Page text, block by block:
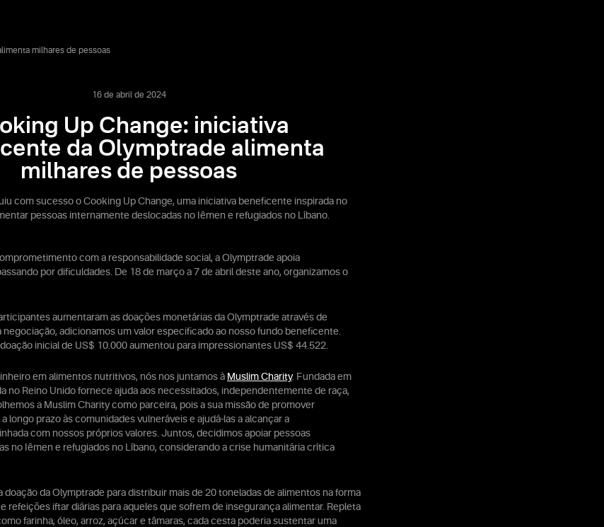
milhares de pessoas
16 de abril de 2024
Up Change: iniciativa
da Olymptrade alimenta
milhares de pessoas
com sucesso o Cooking Up Change, uma iniciativa beneficente inspirada no
pessoas internamente deslocadas no Iêmen e refugiados no Líbano.
com a responsabilidade social, a Olymptrade apoia
por dificuldades. De 18 de março a 7 de abril deste ano, organizamos o
aumentaram as doações monetárias da Olymptrade através de
negociação, adicionamos um valor especificado ao nosso fundo beneficente.
inicial de US$ 10.000 aumentou para impressionantes US$ 44.522.
em alimentos nutritivos, nós nos juntamos à Muslim Charity. Fundada em
no Reino Unido fornece ajuda aos necessitados, independentemente de raça,
a Muslim Charity como parceira, pois a sua missão de promover
longo prazo às comunidades vulneráveis e ajudá-las a alcançar a
com nossos próprios valores. Juntos, decidimos apoiar pessoas
no Iêmen e refugiados no Líbano, considerando a crise humanitária crítica
doação da Olymptrade para distribuir mais de 20 toneladas de alimentos na forma
refeições iftar diárias para aqueles que sofrem de insegurança alimentar. Repleta
farinha, óleo, arroz, açúcar e tâmaras, cada cesta poderia sustentar uma